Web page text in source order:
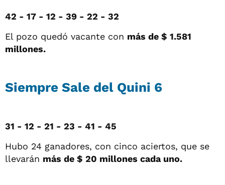
42 - 17 - 12 - 39 - 22 - 32
El pozo quedó vacante con más de $ 1.581
millones.
Siempre Sale del Quini 6
31 - 12 - 21 - 23 - 41 - 45
Hubo 24 ganadores, con cinco aciertos, que se
llevarán más de $ 20 millones cada uno.